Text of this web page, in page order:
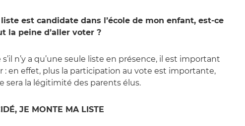
est candidate dans l’école de mon enfant, est-ce
la peine d’aller voter ?
n’y a qu’une seule liste en présence, il est important
: en effet, plus la participation au vote est importante,
sera la légitimité des parents élus.
JE MONTE MA LISTE